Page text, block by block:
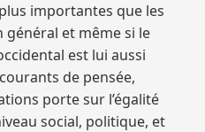
importantes que les
général et même si le
est lui aussi
de pensée,
porte sur l’égalité
social, politique, et